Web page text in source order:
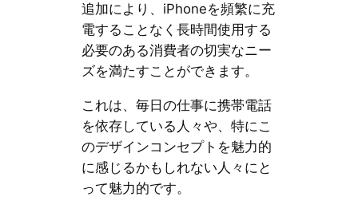
追加により、iPhoneを頻繁に充
電することなく長時間使用する
必要のある消費者の切実なニー
ズを満たすことができます。
これは、毎日の仕事に携帯電話
を依存している人々や、特にこ
のデザインコンセプトを魅力的
に感じるかもしれない人々にと
って魅力的です。